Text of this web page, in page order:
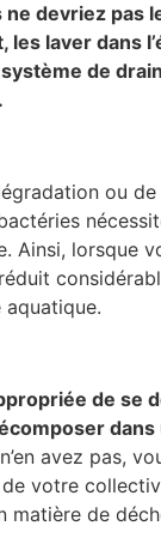
devriez pas
les laver dans
de
ou
Ainsi, lorsque
aquatique.
de se
dans
avez pas,
de votre
matière de